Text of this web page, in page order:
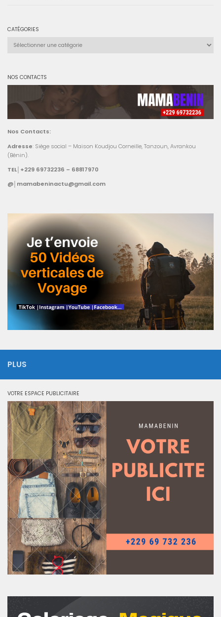
CATÉGORIES
NOS CONTACTS
Nos Contacts:
Adresse: Siège social – Maison Koudjou Corneille, Tanzoun, Avrankou
(Bénin).
TEL│+229 69732236 – 68817970
@│mamabeninactu@gmail.com
PLUS
VOTRE ESPACE PUBLICITAIRE